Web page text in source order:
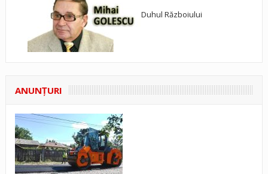
Duhul Războiului
ANUNŢURI